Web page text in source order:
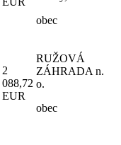
obec
2
088,72
EUR
RUŽOVÁ
ZÁHRADA n.
o.
obec